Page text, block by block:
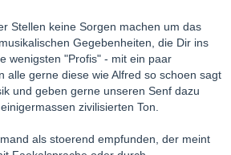
Stellen keine Sorgen machen um das
Gegebenheiten, die Dir ins
wenigsten "Profis" - mit ein paar
alle gerne diese wie Alfred so schoen sagt
und geben gerne unseren Senf dazu
zivilisierten Ton.
als stoerend empfunden, der meint